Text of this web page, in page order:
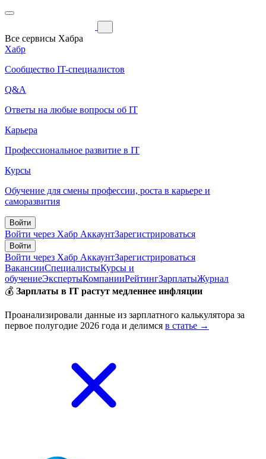
Все сервисы Хабра
Хабр
Сообщество IT-специалистов
Q&A
Ответы на любые вопросы об IT
Карьера
Профессиональное развитие в IT
Курсы
Обучение для смены профессии, роста в карьере и
саморазвития
Войти
Войти через Хабр АккаунтЗарегистрироваться
Войти
Войти через Хабр АккаунтЗарегистрироваться
ВакансииСпециалистыКурсы и
обучениеЭкспертыКомпанииРейтингЗарплатыЖурнал
💰 Зарплаты в IT растут медленнее инфляции
Проанализировали данные из зарплатного калькулятора за
первое полугодие 2026 года и делимся в статье →